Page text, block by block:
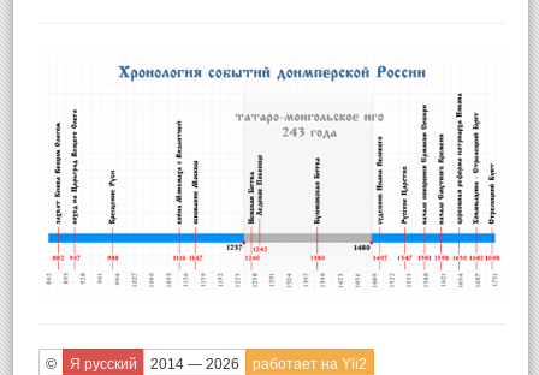
© Я русский 2014 — 2026 работает на Yii2